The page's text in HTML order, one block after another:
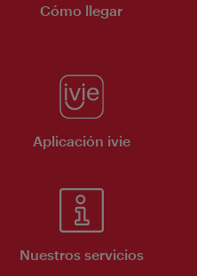
Cómo llegar
Aplicación ivie
Nuestros servicios